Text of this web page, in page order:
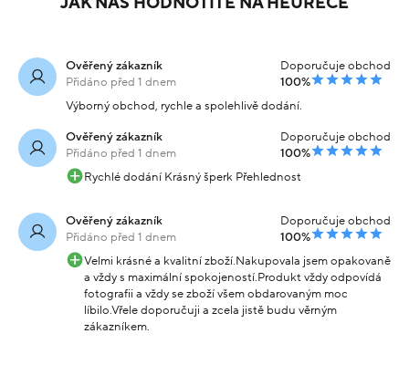
Ověřený zákazník
Přidáno před 1 dnem
Doporučuje obchod
100%
Výborný obchod, rychle a spolehlivě dodání.
Ověřený zákazník
Přidáno před 1 dnem
Doporučuje obchod
100%
Rychlé dodání Krásný šperk Přehlednost
Ověřený zákazník
Přidáno před 1 dnem
Doporučuje obchod
100%
Velmi krásné a kvalitní zboží.Nakupovala jsem opakovaně
a vždy s maximální spokojeností.Produkt vždy odpovídá
fotografii a vždy se zboží všem obdarovaným moc
líbilo.Vřele doporučuji a zcela jistě budu věrným
zákazníkem.